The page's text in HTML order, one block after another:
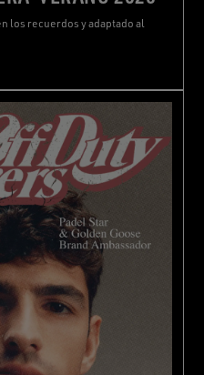
los recuerdos y adaptado al